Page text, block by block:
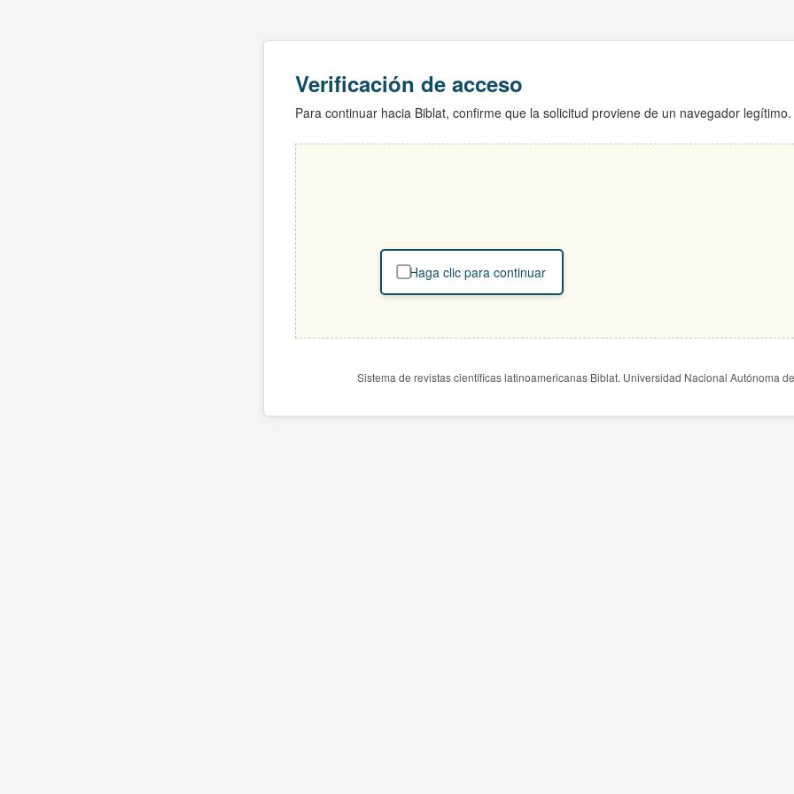
Verificación de acceso
Para continuar hacia Biblat, confirme que la solicitud proviene de un navegador legítimo.
Haga clic para continuar
Sistema de revistas científicas latinoamericanas Biblat. Universidad Nacional Autónoma